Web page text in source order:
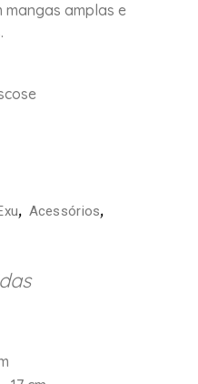
mangas amplas e
, Acessórios,